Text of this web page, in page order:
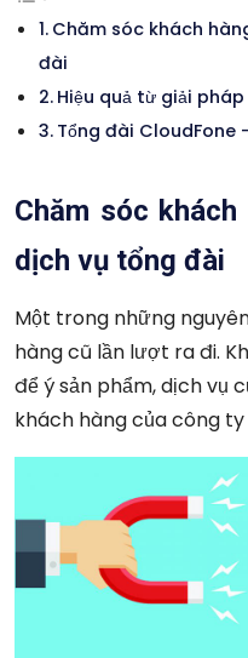
Chăm sóc khách
đài
Hiệu quả từ giải pháp
Tổng đài CloudFone
Chăm sóc
dịch vụ tổng đài
Một trong những
hàng cũ lần lượt ra đi.
để ý sản phẩm, dịch vụ
khách hàng của công ty